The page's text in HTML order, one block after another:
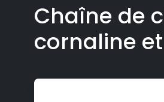
Chaîne de
cornaline